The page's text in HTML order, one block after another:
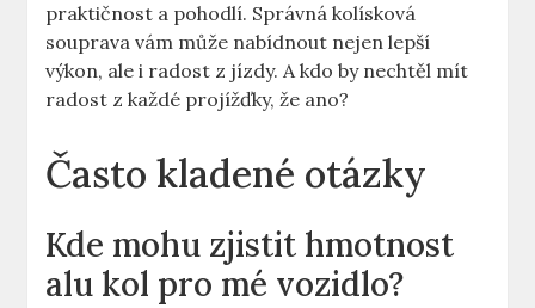
praktičnost a pohodlí. Správná kolísková
souprava vám může nabídnout nejen lepší
výkon, ale i radost z jízdy. A kdo by nechtěl mít
radost z každé projížďky, že ano?
Často kladené otázky
Kde mohu zjistit hmotnost
alu kol pro mé vozidlo?